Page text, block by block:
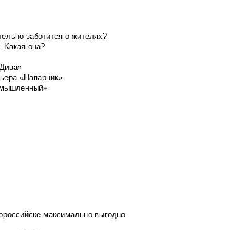
заботится о жителях?
Какая она?
«Напарник»
максимально выгодно